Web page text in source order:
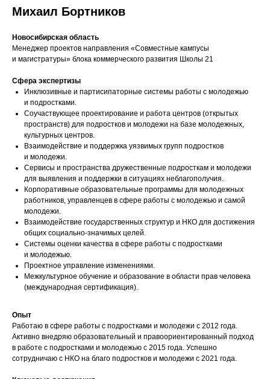
Михаил Бортников
Новосибирская область
Менеджер проектов направления «Совместные кампусы
и магистратуры» блока коммерческого развития Школы 21
Сфера экспертизы
Инклюзивные и партисипаторные системы работы с молодежью
и подростками.
Соучаствующее проектирование и работа центров (открытых
пространств) для подростков и молодежи на базе молодежных,
культурных центров.
Взаимодействие и поддержка уязвимых групп подростков
и молодежи.
Сервисы и пространства дружественные подросткам и молодежи
для выявления и поддержки в ситуациях неблагополучия.
Корпоративные образовательные программы для молодежных
работников, управленцев в сфере работы с молодежью и самой
молодежи.
Взаимодействие государственных структур и НКО для достижения
общих социально-значимых целей.
Системы оценки качества в сфере работы с подростками
и молодежью.
Проектное управление изменениями.
Межкультурное обучение и образование в области прав человека
(международная сертификация).
Опыт
Работаю в сфере работы с подростками и молодежи с 2012 года.
Активно внедряю образовательный и правоориентированный подход
в работе с подростками и молодежью с 2015 года. Успешно
сотрудничаю с НКО на благо подростков и молодежи с 2021 года.